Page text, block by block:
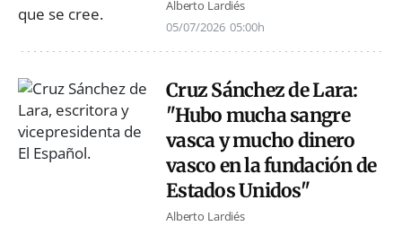
Alberto Lardiés
05/07/2026 05:00h
Cruz Sánchez de Lara:
"Hubo mucha sangre
vasca y mucho dinero
vasco en la fundación de
Estados Unidos"
Alberto Lardiés